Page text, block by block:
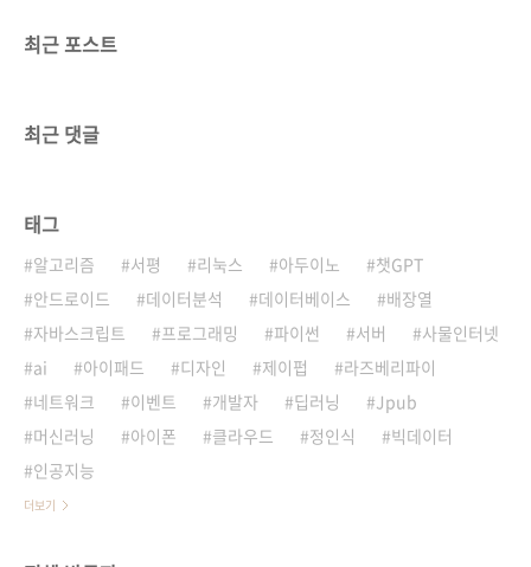
최근 포스트
최근 댓글
태그
알고리즘 서평 리눅스 아두이노
챗GPT
안드로이드
데이터분석 데이터베이스
배장열
자바스크립트
프로그래밍 파이썬 서버
사물인터넷
ai
아이패드 디자인 제이펍
라즈베리파이
네트워크
이벤트 개발자 딥러닝
Jpub
머신러닝
아이폰 클라우드 정인식
빅데이터
인공지능
더보기